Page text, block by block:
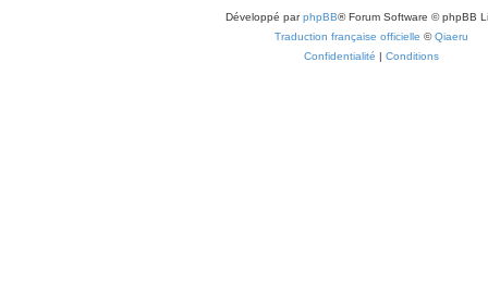
Développé parphpBB® Forum Software © phpBB
Traduction française officielle ©Qiaeru
Confidentialité | Conditions